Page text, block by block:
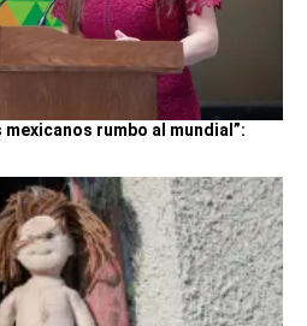
mexicanos rumbo al mundial”: